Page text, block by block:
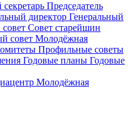
Председатель
директор Генеральный
Совет старейшин
совет Молодёжная
Профильные советы
Годовые планы Годовые
Молодёжная